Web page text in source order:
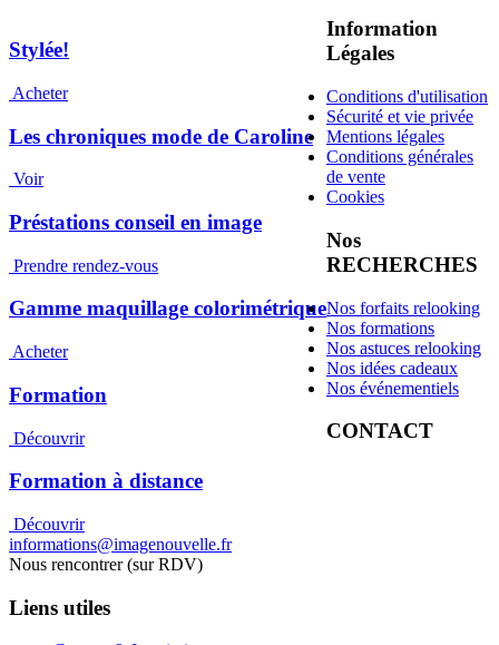
Stylée!
Acheter
Les chroniques mode de Caroline
Voir
Préstations conseil en image
Prendre rendez-vous
Gamme maquillage colorimétrique
Acheter
Formation
Découvrir
Formation à distance
Découvrir
Information
Légales
Conditions d'utilisation
Sécurité et vie privée
Mentions légales
Conditions générales
de vente
Cookies
Nos
RECHERCHES
Nos forfaits relooking
Nos formations
Nos astuces relooking
Nos idées cadeaux
Nos événementiels
CONTACT
informations@imagenouvelle.fr
Nous rencontrer (sur RDV)
Liens utiles